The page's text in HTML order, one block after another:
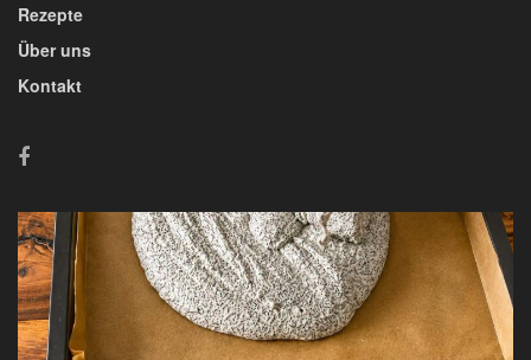
Rezepte
Über uns
Kontakt